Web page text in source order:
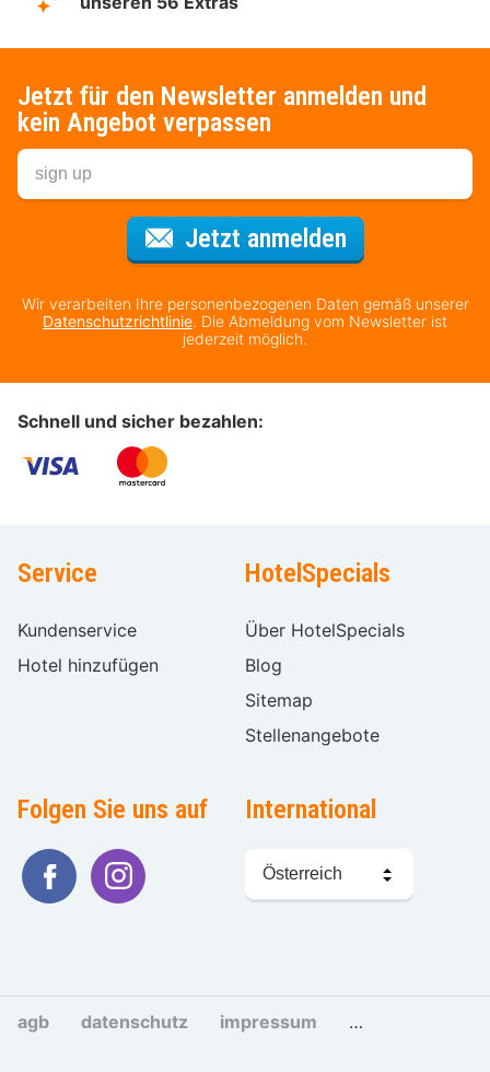
Jetzt für den Newsletter anmelden und
kein Angebot verpassen
Jetzt anmeldenFür den
Wir verarbeiten Ihre personenbezogenen Daten gemäß unserer
Datenschutzrichtlinie. Die Abmeldung vom Newsletter ist
jederzeit möglich.
Schnell und sicher bezahlen:
Service
Kundenservice
Hotel hinzufügen
HotelSpecials
Über HotelSpecials
Blog
Sitemap
Stellenangebote
Folgen Sie uns auf International
Sprache
wählen
agb datenschutz impressum cookies und